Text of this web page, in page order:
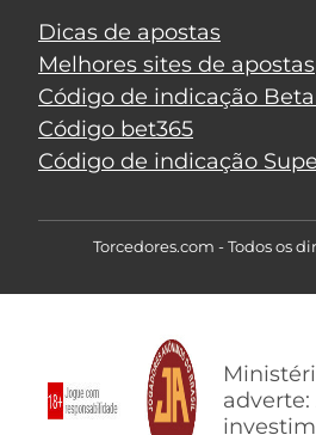
Dicas de apostas
Melhores sites de apostas
Código de indicação
Código bet365
Código de indicação
Torcedores.com - Todos os
adverte: